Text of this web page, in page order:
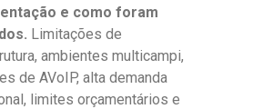
e como foram
Limitações de
ambientes multicampi,
de AVoIP, alta demanda
limites orçamentários e